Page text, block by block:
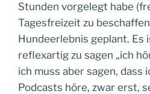
Stunden vorgelegt habe
Tagesfreizeit zu
Hundeerlebnis geplant. Es
reflexartig zu sagen „ich
ich muss aber sagen, dass
Podcasts höre, zwar erst,